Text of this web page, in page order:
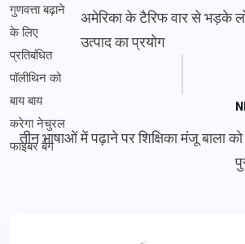
अमेरिका के टैरिफ वार से भड़के
उत्पाद का प्रयोग
तीन भाषाओं में पढ़ाने पर शिक्षिका मंजू बाला को